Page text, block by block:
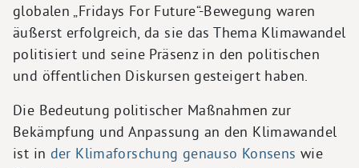
globalen „Fridays For Future“-Bewegung waren
äußerst erfolgreich, da sie das Thema Klimawandel
politisiert und seine Präsenz in den politischen
und öffentlichen Diskursen gesteigert haben.
Die Bedeutung politischer Maßnahmen zur
Bekämpfung und Anpassung an den Klimawandel
ist in der Klimaforschung genauso Konsens wie